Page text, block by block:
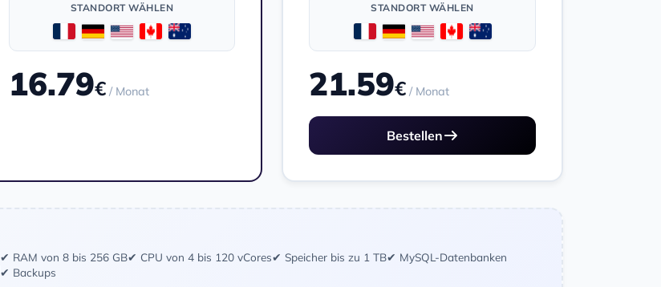
STANDORT WÄHLEN
16.79€ / Monat
STANDORT WÄHLEN
21.59€ / Monat
Bestellen
✔ RAM von 8 bis 256 GB✔ CPU von 4 bis 120 vCores✔ Speicher bis zu 1 TB✔ MySQL-Datenbanken
✔ Backups